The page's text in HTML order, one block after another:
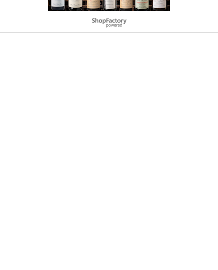
Negozio Internet creati
con il eCommerce